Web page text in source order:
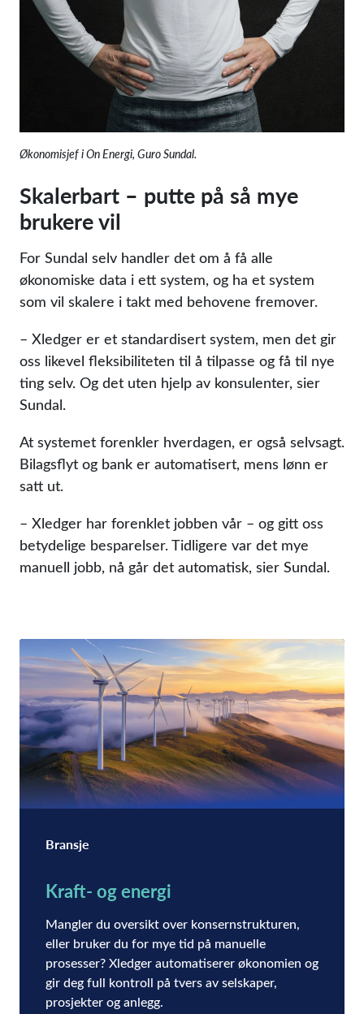
Økonomisjef i On Energi, Guro Sundal.
Skalerbart – putte på så mye
brukere vil
For Sundal selv handler det om å få alle
økonomiske data i ett system, og ha et system
som vil skalere i takt med behovene fremover.
– Xledger er et standardisert system, men det gir
oss likevel fleksibiliteten til å tilpasse og få til nye
ting selv. Og det uten hjelp av konsulenter, sier
Sundal.
At systemet forenkler hverdagen, er også selvsagt.
Bilagsflyt og bank er automatisert, mens lønn er
satt ut.
– Xledger har forenklet jobben vår – og gitt oss
betydelige besparelser. Tidligere var det mye
manuell jobb, nå går det automatisk, sier Sundal.
Bransje
Kraft- og energi
Mangler du oversikt over konsernstrukturen,
eller bruker du for mye tid på manuelle
prosesser? Xledger automatiserer økonomien og
gir deg full kontroll på tvers av selskaper,
prosjekter og anlegg.